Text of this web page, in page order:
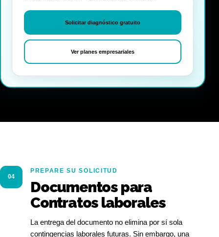
Solicitar diagnóstico gratuito
Ver planes empresariales
04
PREPARE SU SOLICITUD
Documentos para
Contratos laborales
La entrega del documento no elimina por sí sola
contingencias laborales futuras. Sin embargo, una